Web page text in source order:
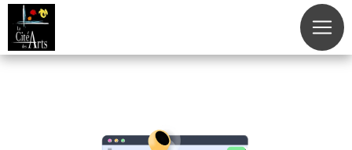
Panneau de gestion des cookies